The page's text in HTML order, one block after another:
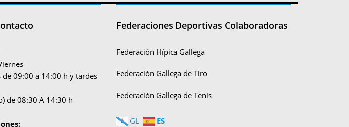
de 09:00 a 14:00 h y tardes
de 08:30 A 14:30 h
Federaciones Deportivas Colaboradoras
Federación Hípica Gallega
Federación Gallega de Tiro
Federación Gallega de Tenis
GL ES